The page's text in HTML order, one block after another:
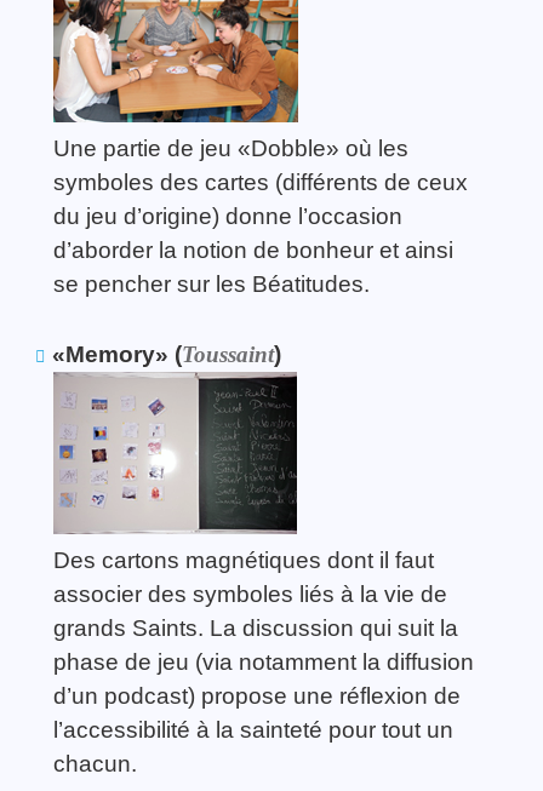
Une partie de jeu «Dobble» où les
symboles des cartes (différents de ceux
du jeu d’origine) donne l’occasion
d’aborder la notion de bonheur et ainsi
se pencher sur les Béatitudes.
«Memory» (Toussaint)
Des cartons magnétiques dont il faut
associer des symboles liés à la vie de
grands Saints. La discussion qui suit la
phase de jeu (via notamment la diffusion
d’un podcast) propose une réflexion de
l’accessibilité à la sainteté pour tout un
chacun.